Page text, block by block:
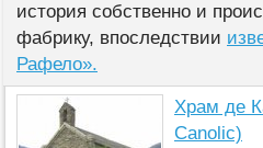
история собственно и
фабрику, впоследствии
Рафело».
Храм де
Canolic)